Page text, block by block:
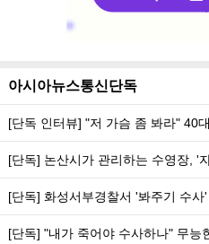
아시아뉴스통신단독
[단독 인터뷰] "저 가슴 좀 봐라" 40
[단독] 논산시가 관리하는 수영장, '
[단독] 화성서부경찰서 '봐주기 수
[단독] "내가 죽어야 수사하나" 무능